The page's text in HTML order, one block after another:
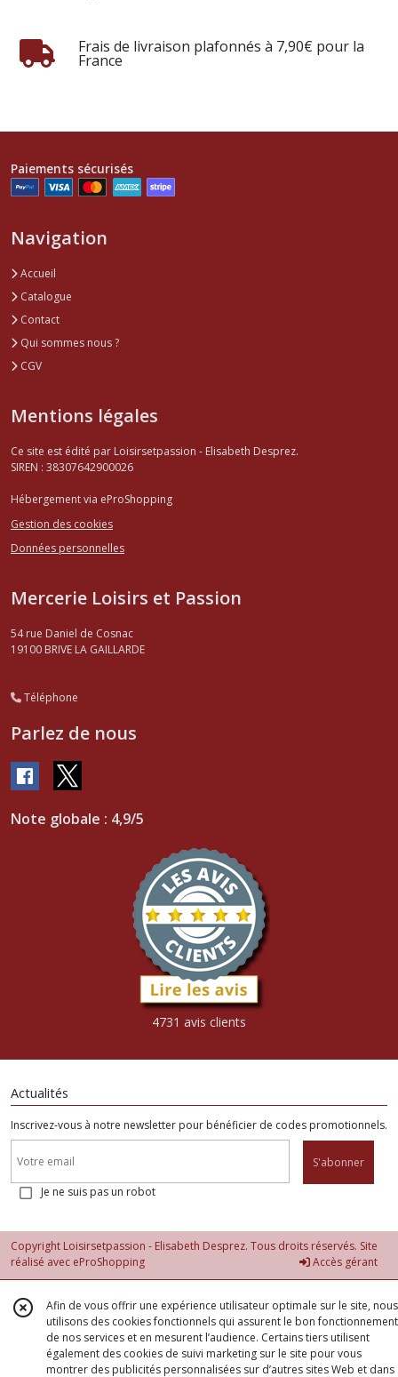
Frais de livraison plafonnés à 7,90€ pour la
France
Paiements sécurisés
Navigation
Accueil
Catalogue
Contact
Qui sommes nous ?
CGV
Mentions légales
Ce site est édité par Loisirsetpassion - Elisabeth Desprez.
SIREN : 38307642900026
Hébergement via eProShopping
Gestion des cookies
Données personnelles
Mercerie Loisirs et Passion
54 rue Daniel de Cosnac
19100 BRIVE LA GAILLARDE
Téléphone
Parlez de nous
Note globale : 4,9/5
4731 avis clients
Actualités
Inscrivez-vous à notre newsletter pour bénéficier de codes promotionnels.
S'abonner
Je ne suis pas un robot
Copyright Loisirsetpassion - Elisabeth Desprez. Tous droits réservés. Site
réalisé avec eProShopping Accès gérant
Afin de vous offrir une expérience utilisateur optimale sur le site, nous
utilisons des cookies fonctionnels qui assurent le bon fonctionnement
de nos services et en mesurent l’audience. Certains tiers utilisent
également des cookies de suivi marketing sur le site pour vous
montrer des publicités personnalisées sur d’autres sites Web et dans